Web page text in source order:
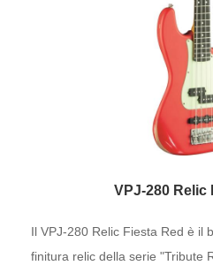
VPJ-280 Relic
Il VPJ-280 Relic Fiesta Red è il
finitura relic della serie "Tribute